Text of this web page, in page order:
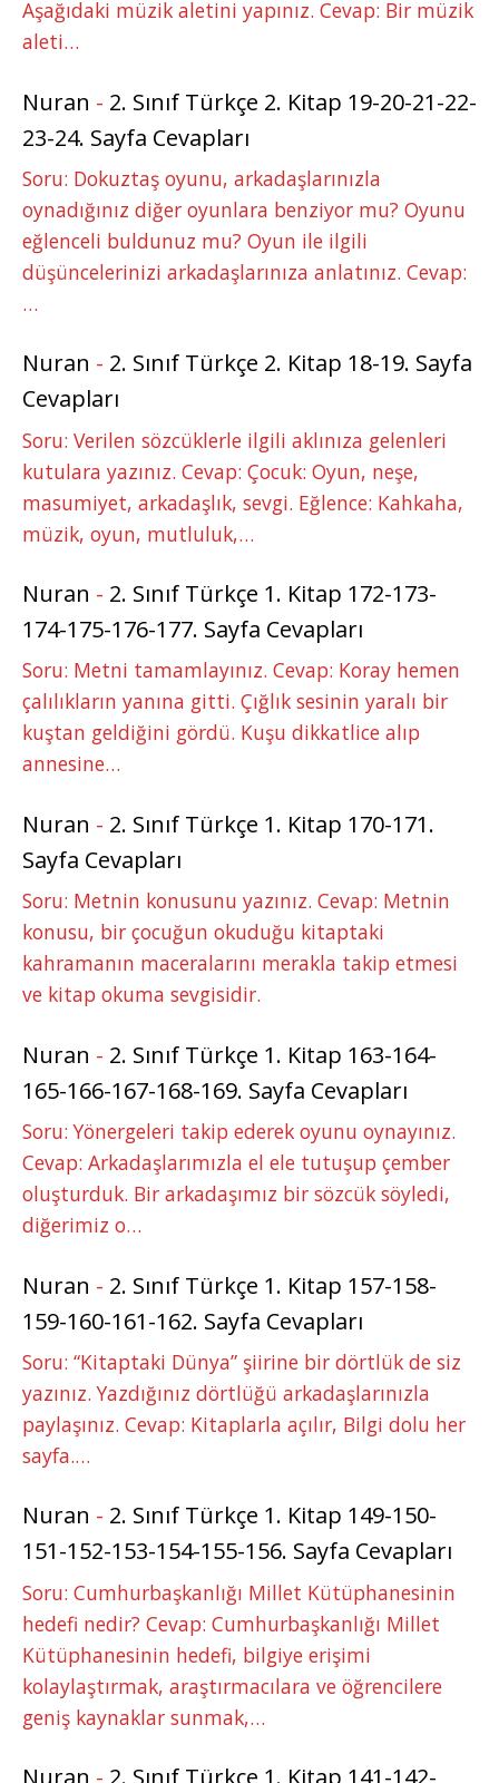
Aşağıdaki müzik aletini yapınız. Cevap: Bir müzik
aleti…
Nuran - 2. Sınıf Türkçe 2. Kitap 19-20-21-22-
23-24. Sayfa Cevapları
Soru: Dokuztaş oyunu, arkadaşlarınızla
oynadığınız diğer oyunlara benziyor mu? Oyunu
eğlenceli buldunuz mu? Oyun ile ilgili
düşüncelerinizi arkadaşlarınıza anlatınız. Cevap:
…
Nuran - 2. Sınıf Türkçe 2. Kitap 18-19. Sayfa
Cevapları
Soru: Verilen sözcüklerle ilgili aklınıza gelenleri
kutulara yazınız. Cevap: Çocuk: Oyun, neşe,
masumiyet, arkadaşlık, sevgi. Eğlence: Kahkaha,
müzik, oyun, mutluluk,…
Nuran - 2. Sınıf Türkçe 1. Kitap 172-173-
174-175-176-177. Sayfa Cevapları
Soru: Metni tamamlayınız. Cevap: Koray hemen
çalılıkların yanına gitti. Çığlık sesinin yaralı bir
kuştan geldiğini gördü. Kuşu dikkatlice alıp
annesine…
Nuran - 2. Sınıf Türkçe 1. Kitap 170-171.
Sayfa Cevapları
Soru: Metnin konusunu yazınız. Cevap: Metnin
konusu, bir çocuğun okuduğu kitaptaki
kahramanın maceralarını merakla takip etmesi
ve kitap okuma sevgisidir.
Nuran - 2. Sınıf Türkçe 1. Kitap 163-164-
165-166-167-168-169. Sayfa Cevapları
Soru: Yönergeleri takip ederek oyunu oynayınız.
Cevap: Arkadaşlarımızla el ele tutuşup çember
oluşturduk. Bir arkadaşımız bir sözcük söyledi,
diğerimiz o…
Nuran - 2. Sınıf Türkçe 1. Kitap 157-158-
159-160-161-162. Sayfa Cevapları
Soru: “Kitaptaki Dünya” şiirine bir dörtlük de siz
yazınız. Yazdığınız dörtlüğü arkadaşlarınızla
paylaşınız. Cevap: Kitaplarla açılır, Bilgi dolu her
sayfa.…
Nuran - 2. Sınıf Türkçe 1. Kitap 149-150-
151-152-153-154-155-156. Sayfa Cevapları
Soru: Cumhurbaşkanlığı Millet Kütüphanesinin
hedefi nedir? Cevap: Cumhurbaşkanlığı Millet
Kütüphanesinin hedefi, bilgiye erişimi
kolaylaştırmak, araştırmacılara ve öğrencilere
geniş kaynaklar sunmak,…
Nuran - 2. Sınıf Türkçe 1. Kitap 141-142-